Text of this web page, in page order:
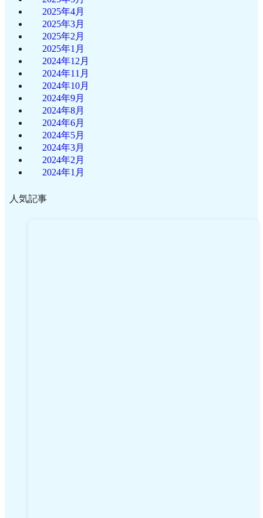
2025年4月
2025年3月
2025年2月
2025年1月
2024年12月
2024年11月
2024年10月
2024年9月
2024年8月
2024年6月
2024年5月
2024年3月
2024年2月
2024年1月
人気記事